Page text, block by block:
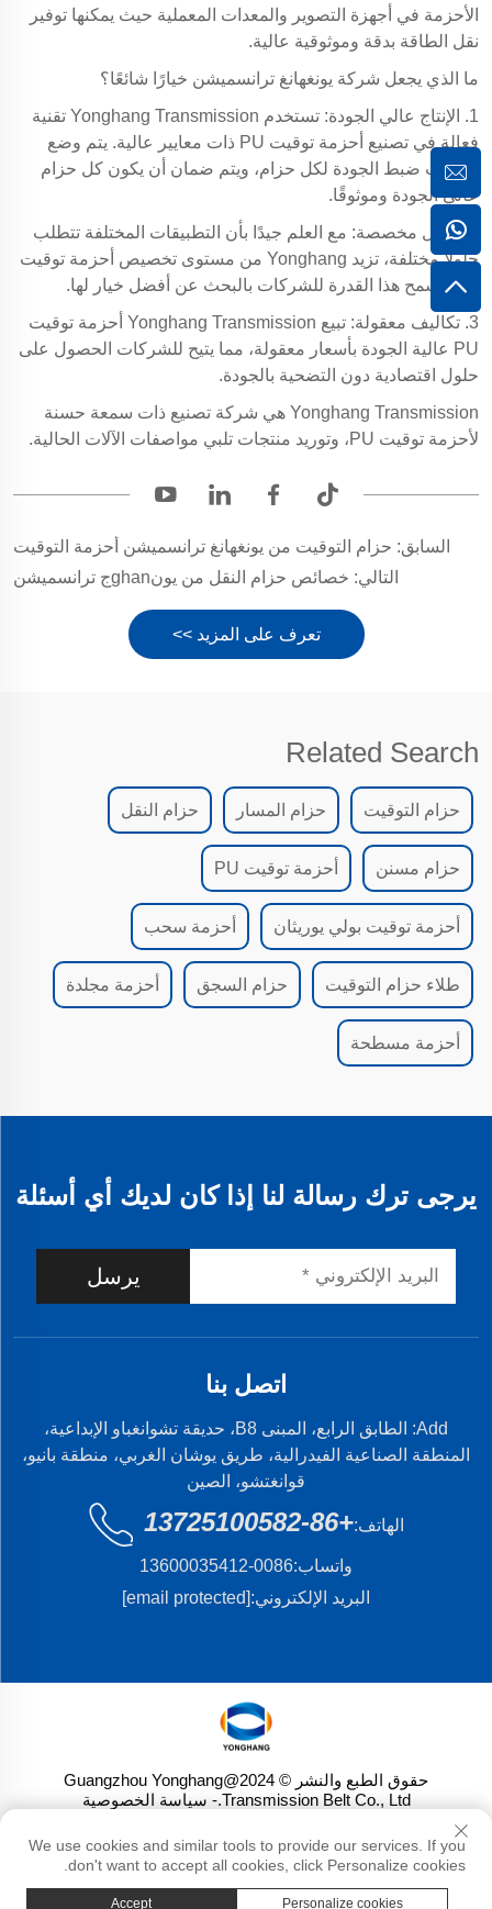
الأحزمة في أجهزة التصوير والمعدات المعملية حيث يمكنها توفير
نقل الطاقة بدقة وموثوقية عالية.
ما الذي يجعل شركة يونغهانغ ترانسميشن خيارًا شائعًا؟
1. الإنتاج عالي الجودة: تستخدم Yonghang Transmission تقنية
فعالة في تصنيع أحزمة توقيت PU ذات معايير عالية. يتم وضع
عمليات ضبط الجودة لكل حزام، ويتم ضمان أن يكون كل حزام
عالي الجودة وموثوقًا.
2. حلول مخصصة: مع العلم جيدًا بأن التطبيقات المختلفة تتطلب
حلولًا مختلفة، تزيد Yonghang من مستوى تخصيص أحزمة توقيت
PU. يسمح هذا القدرة للشركات بالبحث عن أفضل خيار لها.
3. تكاليف معقولة: تبيع Yonghang Transmission أحزمة توقيت
PU عالية الجودة بأسعار معقولة، مما يتيح للشركات الحصول على
حلول اقتصادية دون التضحية بالجودة.
Yonghang Transmission هي شركة تصنيع ذات سمعة حسنة
لأحزمة توقيت PU، وتوريد منتجات تلبي مواصفات الآلات الحالية.
السابق: حزام التوقيت من يونغهانغ ترانسميشن أحزمة التوقيت
التالي: خصائص حزام النقل من يونghanج ترانسميشن
تعرف على المزيد >>
Related Search
حزام التوقيت حزام المسار حزام النقل
حزام مسنن أحزمة توقيت PU
أحزمة توقيت بولي يوريثان أحزمة سحب
طلاء حزام التوقيت حزام السجق أحزمة مجلدة
أحزمة مسطحة
يرجى ترك رسالة لنا إذا كان لديك أي أسئلة
يرسل
اتصل بنا
Add: الطابق الرابع، المبنى B8، حديقة تشوانغباو الإبداعية،
المنطقة الصناعية الفيدرالية، طريق يوشان الغربي، منطقة بانيو،
قوانغتشو، الصين
الهاتف:+86-13725100582
واتساب:0086-13600035412
البريد الإلكتروني:[email protected]
حقوق الطبع والنشر © 2024@Guangzhou Yonghang
Transmission Belt Co., Ltd. - سياسة الخصوصية
We use cookies and similar tools to provide our services. If you
don't want to accept all cookies, click Personalize cookies.
Personalize cookies
Accept